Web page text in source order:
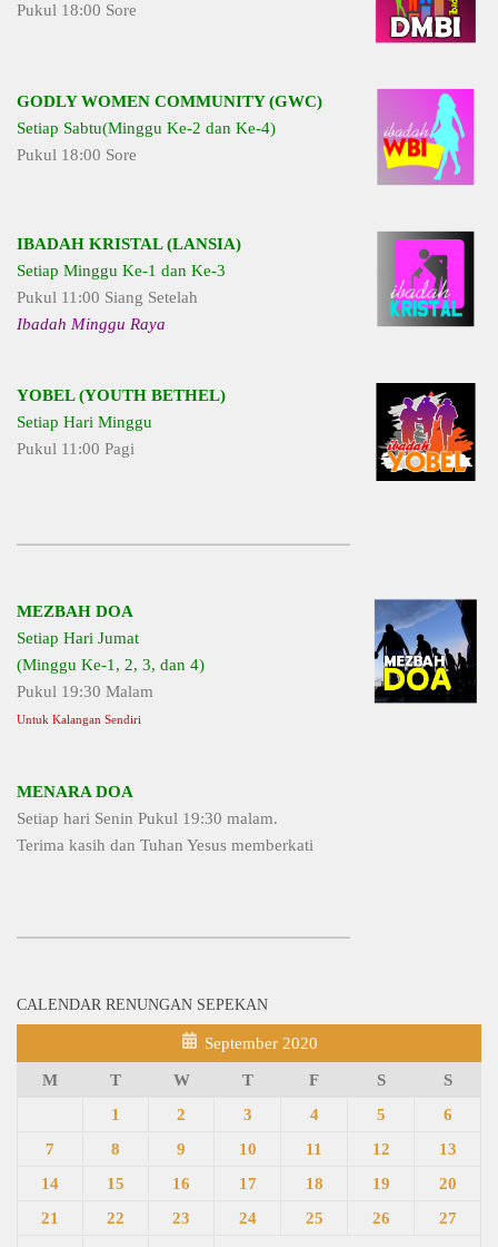
Pukul 18:00 Sore
GODLY WOMEN COMMUNITY (GWC)
Setiap Sabtu(Minggu Ke-2 dan Ke-4)
Pukul 18:00 Sore
IBADAH KRISTAL (LANSIA)
Setiap Minggu Ke-1 dan Ke-3
Pukul 11:00 Siang Setelah
Ibadah Minggu Raya
YOBEL (YOUTH BETHEL)
Setiap Hari Minggu
Pukul 11:00 Pagi
MEZBAH DOA
Setiap Hari Jumat
(Minggu Ke-1, 2, 3, dan 4)
Pukul 19:30 Malam
Untuk Kalangan Sendiri
MENARA DOA
Setiap hari Senin Pukul 19:30 malam.
Terima kasih dan Tuhan Yesus memberkati
CALENDAR RENUNGAN SEPEKAN
September 2020
M T W T F S
S
1
2 3 4 5
6
7
8 9 10 11 12
13
14
15 16 17 18 19
20
21
22 23 24 25 26
27